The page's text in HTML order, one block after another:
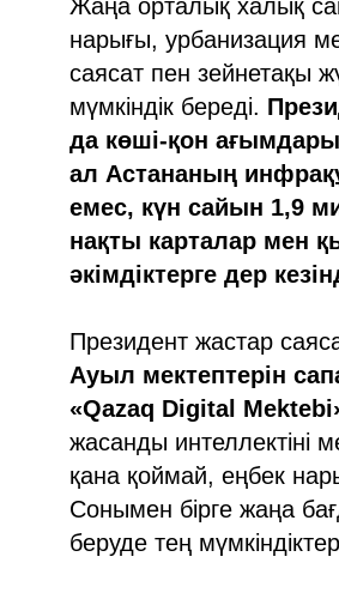
Жаңа орталық халық
нарығы, урбанизация
саясат пен зейнетақы
мүмкіндік береді.
да көші-қон ағымдары
ал Астананың
емес, күн сайын 1,9
нақты карталар мен
әкімдіктерге дер
Президент жастар
Ауыл мектептерін
«Qazaq Digital
жасанды интеллектіні
қана қоймай, еңбек
Сонымен бірге жаңа
беруде тең